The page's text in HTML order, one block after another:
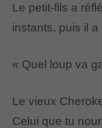
Le petit-fils a
instants, puis il
« Quel loup va
Le vieux
Celui que tu